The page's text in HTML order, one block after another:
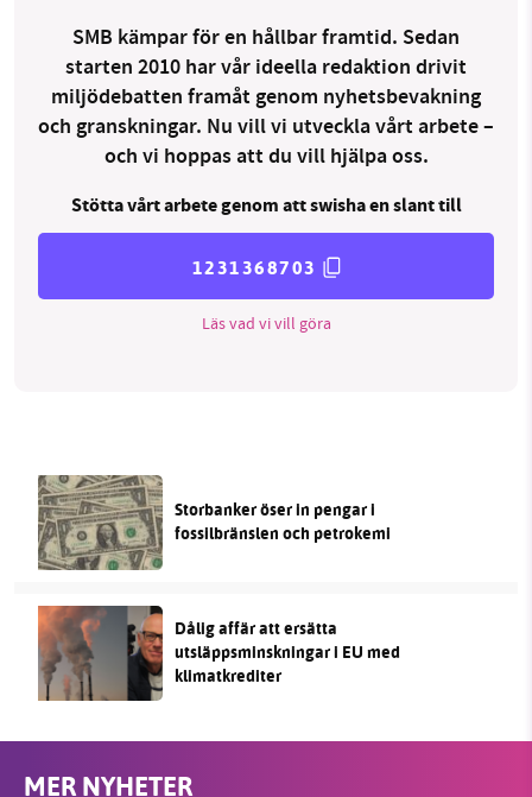
SMB kämpar för en hållbar framtid. Sedan
starten 2010 har vår ideella redaktion drivit
miljödebatten framåt genom nyhetsbevakning
och granskningar. Nu vill vi utveckla vårt arbete –
och vi hoppas att du vill hjälpa oss.
Stötta vårt arbete genom att swisha en slant till
1231368703
Läs vad vi vill göra
Storbanker öser in pengar i
fossilbränslen och petrokemi
Dålig affär att ersätta
utsläppsminskningar i EU med
klimatkrediter
MER NYHETER